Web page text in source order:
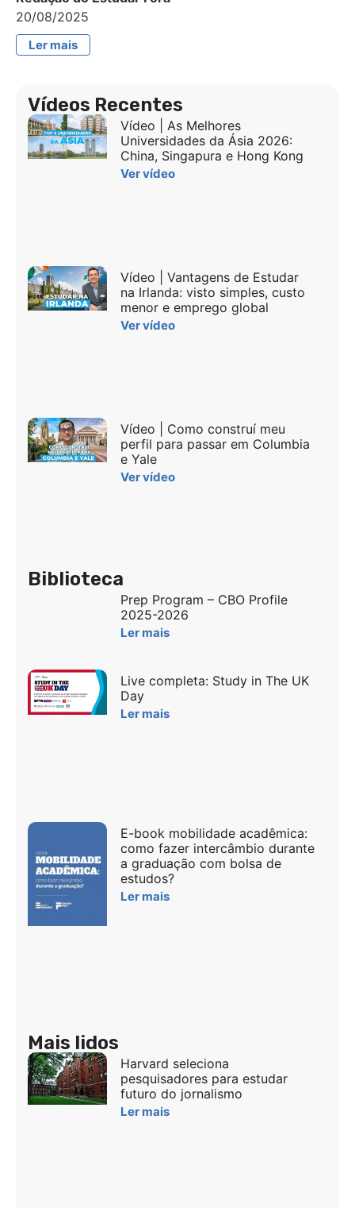
20/08/2025
Ler mais
Vídeos Recentes
Vídeo | As Melhores
Universidades da Ásia 2026:
China, Singapura e Hong Kong
Ver vídeo
Vídeo | Vantagens de Estudar
na Irlanda: visto simples, custo
menor e emprego global
Ver vídeo
Vídeo | Como construí meu
perfil para passar em Columbia
e Yale
Ver vídeo
Biblioteca
Prep Program – CBO Profile
2025-2026
Ler mais
Live completa: Study in The UK
Day
Ler mais
E-book mobilidade acadêmica:
como fazer intercâmbio durante
a graduação com bolsa de
estudos?
Ler mais
Mais lidos
Harvard seleciona
pesquisadores para estudar
futuro do jornalismo
Ler mais